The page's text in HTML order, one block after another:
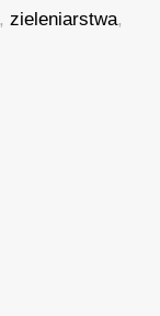
,zieleniarstwa,